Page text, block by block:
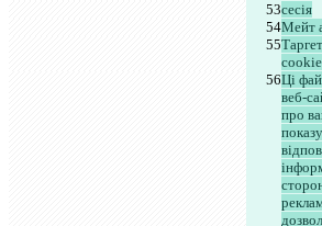
сесія
Мейт
cookie
Ці
веб-
про